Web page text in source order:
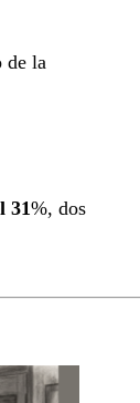
de la
31%, dos